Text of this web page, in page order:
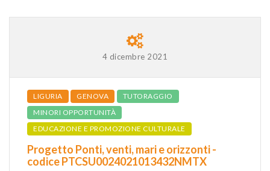
4 dicembre 2021
LIGURIA GENOVA
TUTORAGGIO
MINORI OPPORTUNITÀ
EDUCAZIONE E PROMOZIONE CULTURALE
Progetto Ponti, venti, mari e orizzonti -
codice PTCSU0024021013432NMTX